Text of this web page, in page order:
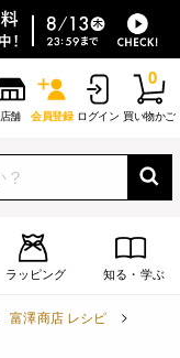
店舗 会員登録 ログイン 買い物かご
0
ラッピング 知る・学ぶ
富澤商店 レシピ